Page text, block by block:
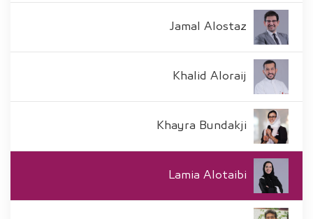
Jamal Alostaz
Khalid Aloraij
Khayra Bundakji
Lamia Alotaibi